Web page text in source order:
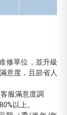
修單位，並升級
意度，且節省人
服滿意度調
以上。